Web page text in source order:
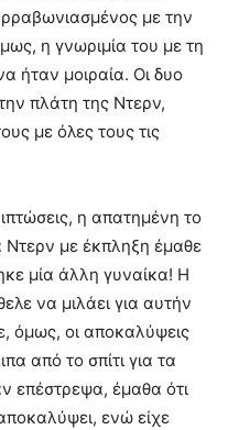
με την
η γνωριμία του με τη
ήταν μοιραία. Οι δυο
πλάτη της Ντερν,
με όλες τους τις
η απατημένη το
Ντερν με έκπληξη έμαθε
μία άλλη γυναίκα! Η
να μιλάει για αυτήν
όμως, οι αποκαλύψεις
από το σπίτι για τα
επέστρεψα, έμαθα ότι
ενώ είχε